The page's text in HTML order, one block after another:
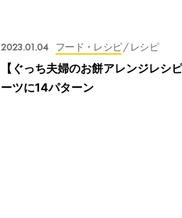
2023.01.04 フード・レシピ/ レシピ
【ぐっち夫婦のお餅アレンジレシ
ーツに14パターン